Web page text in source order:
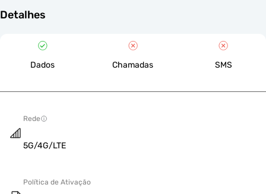
Detalhes
Dados Chamadas SMS
Rede
5G/4G/LTE
Política de Ativação